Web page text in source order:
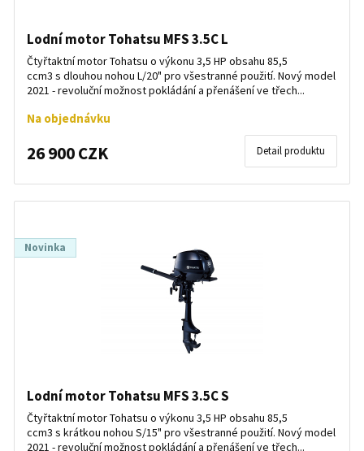
Lodní motor Tohatsu MFS 3.5C L
Čtyřtaktní motor Tohatsu o výkonu 3,5 HP obsahu 85,5
ccm3 s dlouhou nohou L/20" pro všestranné použití. Nový model
2021 - revoluční možnost pokládání a přenášení ve třech...
Na objednávku
26 900 CZK Detail produktu
Novinka
Lodní motor Tohatsu MFS 3.5C S
Čtyřtaktní motor Tohatsu o výkonu 3,5 HP obsahu 85,5
ccm3 s krátkou nohou S/15" pro všestranné použití. Nový model
2021 - revoluční možnost pokládání a přenášení ve třech...